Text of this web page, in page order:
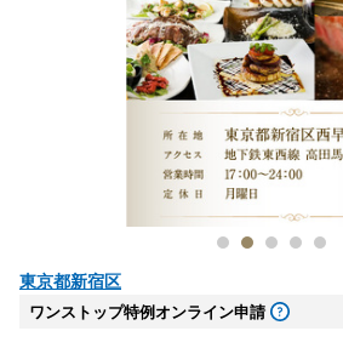
東京都新宿区
ワンストップ特例オンライン申請